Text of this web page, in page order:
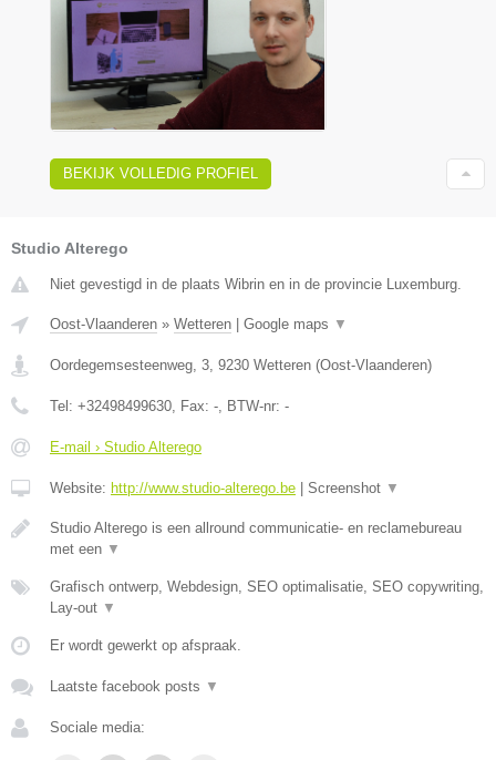
BEKIJK VOLLEDIG PROFIEL
Studio Alterego
Niet gevestigd in de plaats Wibrin en in de provincie Luxemburg.
Oost-Vlaanderen » Wetteren Google maps ▼
Oordegemsesteenweg, 3 9230 Wetteren (Oost-Vlaanderen)
Tel: +32498499630 , Fax: - , BTW-nr: -
E-mail › Studio Alterego
Website: http://www.studio-alterego.be Screenshot ▼
Studio Alterego is een allround communicatie- en reclamebureau
met een ▼
Grafisch ontwerp, Webdesign, SEO optimalisatie, SEO copywriting,
Lay-out ▼
Er wordt gewerkt op afspraak.
Laatste facebook posts ▼
Sociale media: